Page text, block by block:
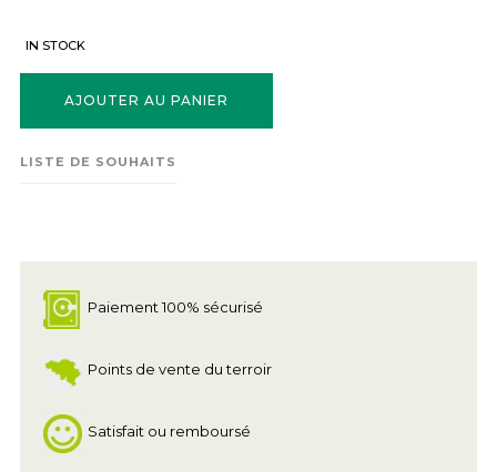
IN STOCK
AJOUTER AU PANIER
LISTE DE SOUHAITS
Paiement 100% sécurisé
Points de vente du terroir
Satisfait ou remboursé